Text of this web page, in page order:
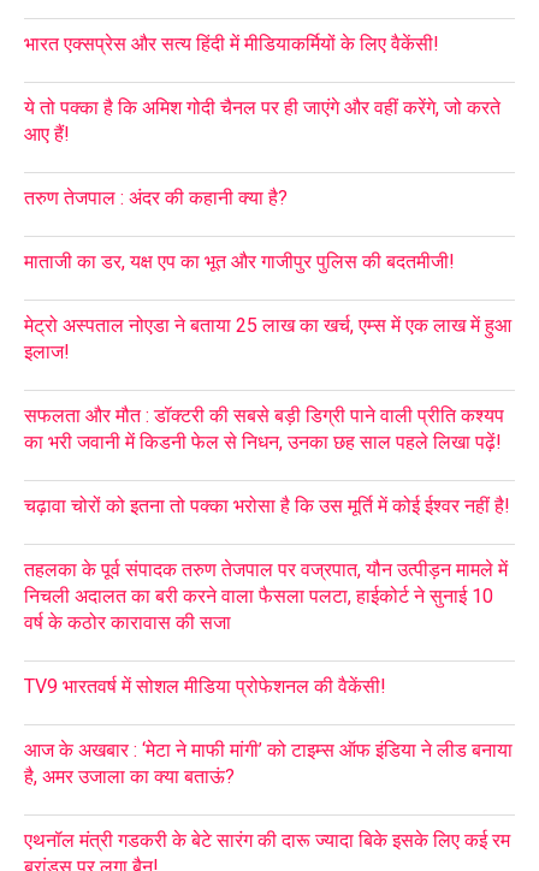
भारत एक्सप्रेस और सत्य हिंदी में मीडियाकर्मियों के लिए वैकेंसी!
ये तो पक्का है कि अमिश गोदी चैनल पर ही जाएंगे और वहीं करेंगे, जो करते
आए हैं!
तरुण तेजपाल : अंदर की कहानी क्या है?
माताजी का डर, यक्ष एप का भूत और गाजीपुर पुलिस की बदतमीजी!
मेट्रो अस्पताल नोएडा ने बताया 25 लाख का खर्च, एम्स में एक लाख में हुआ
इलाज!
सफलता और मौत : डॉक्टरी की सबसे बड़ी डिग्री पाने वाली प्रीति कश्यप
का भरी जवानी में किडनी फेल से निधन, उनका छह साल पहले लिखा पढ़ें!
चढ़ावा चोरों को इतना तो पक्का भरोसा है कि उस मूर्ति में कोई ईश्वर नहीं है!
तहलका के पूर्व संपादक तरुण तेजपाल पर वज्रपात, यौन उत्पीड़न मामले में
निचली अदालत का बरी करने वाला फैसला पलटा, हाईकोर्ट ने सुनाई 10
वर्ष के कठोर कारावास की सजा
TV9 भारतवर्ष में सोशल मीडिया प्रोफेशनल की वैकेंसी!
आज के अखबार : ‘मेटा ने माफी मांगी’ को टाइम्स ऑफ इंडिया ने लीड बनाया
है, अमर उजाला का क्या बताऊं?
एथनॉल मंत्री गडकरी के बेटे सारंग की दारू ज्यादा बिके इसके लिए कई रम